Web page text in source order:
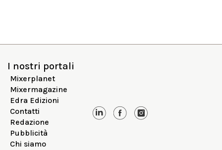
I nostri portali
Mixerplanet
Mixermagazine
Edra Edizioni
Contatti
Redazione
Pubblicità
Chi siamo